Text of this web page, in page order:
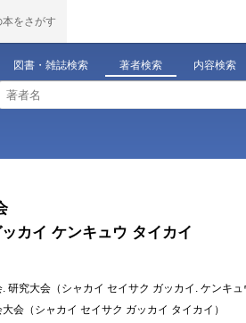
をさがす
図書・雑誌検索 著者検索 内容検索
カイ ケンキュウ タイカイ
研究大会（シャカイ セイサク ガッカイ. ケンキュ
会（シャカイ セイサク ガッカイ タイカイ）